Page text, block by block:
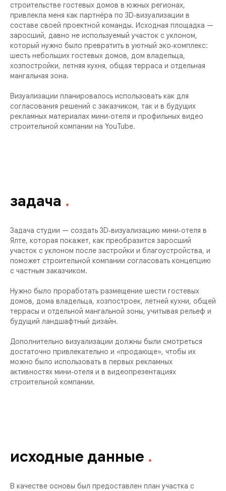
строительстве гостевых домов в южных регионах,
привлекла меня как партнёра по 3D‑визуализации в
составе своей проектной команды. Исходная площадка —
заросший, давно не используемый участок с уклоном,
который нужно было превратить в уютный эко‑комплекс:
шесть небольших гостевых домов, дом владельца,
хозпостройки, летняя кухня, общая терраса и отдельная
мангальная зона.
Визуализации планировалось использовать как для
согласования решений с заказчиком, так и в будущих
рекламных материалах мини‑отеля и профильных видео
строительной компании на YouTube.
задача .
Задача студии — создать 3D‑визуализацию мини‑отеля в
Ялте, которая покажет, как преобразится заросший
участок с уклоном после застройки и благоустройства, и
поможет строительной компании согласовать концепцию
с частным заказчиком.
Нужно было проработать размещение шести гостевых
домов, дома владельца, хозпостроек, летней кухни, общей
террасы и отдельной мангальной зоны, учитывая рельеф и
будущий ландшафтный дизайн.
Дополнительно визуализации должны были смотреться
достаточно привлекательно и «продающе», чтобы их
можно было использовать в первых рекламных
активностях мини‑отеля и в видеопрезентациях
строительной компании.
исходные данные .
В качестве основы был предоставлен план участка с